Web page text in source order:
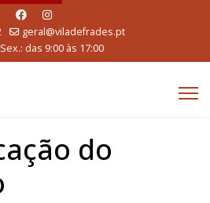
geral@viladefrades.pt
das 9:00 às 17:00
do